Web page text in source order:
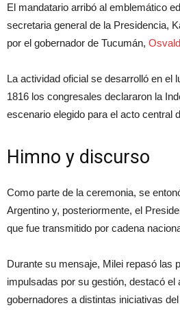
El mandatario arribó al emblemático
secretaria general de la Presidencia,
por el gobernador de Tucumán,
La actividad oficial se desarrolló en el
1816 los congresales declararon la
escenario elegido para el acto central
Himno y discurso
Como parte de la ceremonia, se
Argentino y, posteriormente, el
que fue transmitido por cadena
Durante su mensaje, Milei repasó las
impulsadas por su gestión, destacó el
gobernadores a distintas iniciativas